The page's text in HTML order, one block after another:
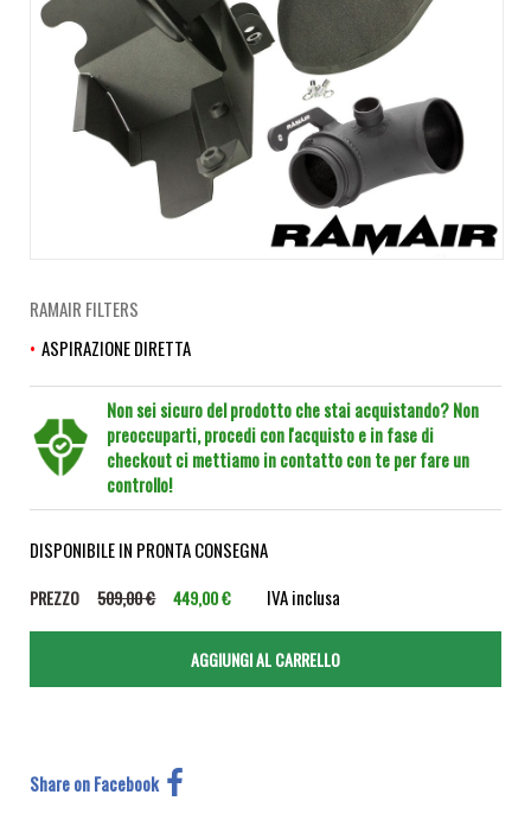
RAMAIR FILTERS
ASPIRAZIONE DIRETTA
Non sei sicuro del prodotto che stai acquistando? Non
preoccuparti, procedi con l'acquisto e in fase di
checkout ci mettiamo in contatto con te per fare un
controllo!
DISPONIBILE IN PRONTA CONSEGNA
PREZZO 509,00 € 449,00 € IVA inclusa
Share on Facebook